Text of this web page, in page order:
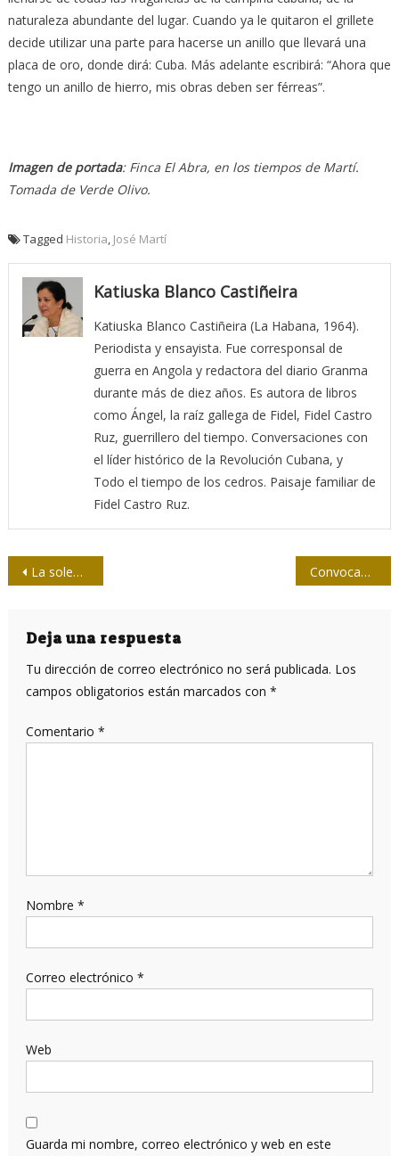
naturaleza abundante del lugar. Cuando ya le quitaron el grillete
decide utilizar una parte para hacerse un anillo que llevará una
placa de oro, donde dirá: Cuba. Más adelante escribirá: “Ahora que
tengo un anillo de hierro, mis obras deben ser férreas”.
Imagen de portada: Finca El Abra, en los tiempos de Martí.
Tomada de Verde Olivo.
Tagged Historia José Martí
Katiuska Blanco Castiñeira
Katiuska Blanco Castiñeira (La Habana, 1964).
Periodista y ensayista. Fue corresponsal de
guerra en Angola y redactora del diario Granma
durante más de diez años. Es autora de libros
como Ángel, la raíz gallega de Fidel, Fidel Castro
Ruz, guerrillero del tiempo. Conversaciones con
el líder histórico de la Revolución Cubana, y
Todo el tiempo de los cedros. Paisaje familiar de
Fidel Castro Ruz.
Navegación
entradas
La soledad podría provocar un mayor riesgo de cardiopatía y propensión a las infecciones Convocan a 24ta. Bienal Internacional del Humor de San Antonio de los Baños
Deja una respuesta
Tu dirección de correo electrónico no será publicada. Los
campos obligatorios están marcados con *
Comentario *
Nombre *
Correo electrónico *
Web
Guarda mi nombre, correo electrónico y web en este